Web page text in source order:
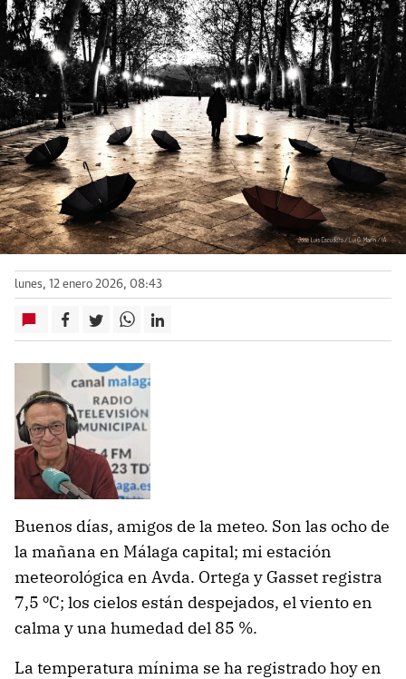
lunes, 12 enero 2026, 08:43
Buenos días, amigos de la meteo. Son las ocho de
la mañana en Málaga capital; mi estación
meteorológica en Avda. Ortega y Gasset registra
7,5 ºC; los cielos están despejados, el viento en
calma y una humedad del 85 %.
La temperatura mínima se ha registrado hoy en